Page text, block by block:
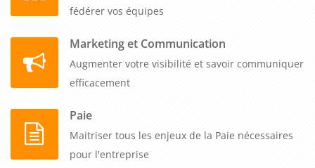
fédérer vos équipes
Marketing et Communication
Augmenter votre visibilité et savoir communiquer
efficacement
Paie
Maitriser tous les enjeux de la Paie nécessaires
pour l'entreprise